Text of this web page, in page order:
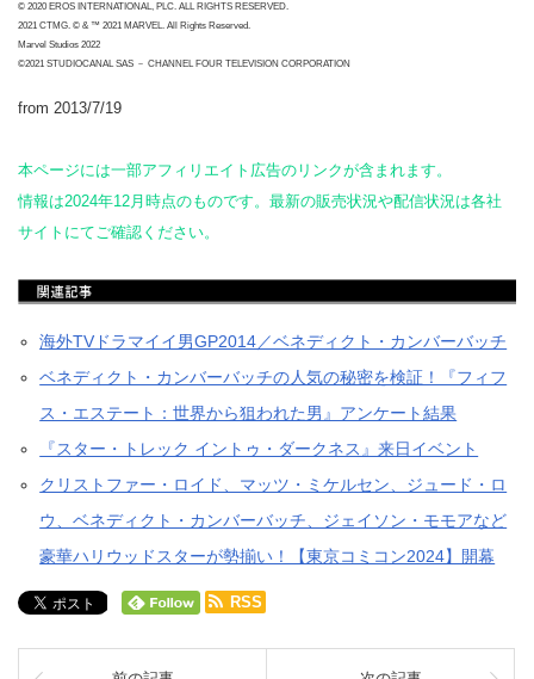
© 2020 EROS INTERNATIONAL, PLC. ALL RIGHTS RESERVED.
2021 CTMG. © & ™ 2021 MARVEL. All Rights Reserved.
Marvel Studios 2022
©2021 STUDIOCANAL SAS － CHANNEL FOUR TELEVISION CORPORATION
from 2013/7/19
本ページには一部アフィリエイト広告のリンクが含まれます。
情報は2024年12月時点のものです。最新の販売状況や配信状況は各社
サイトにてご確認ください。
海外TVドラマイイ男GP2014／ベネディクト・カンバーバッチ
ベネディクト・カンバーバッチの人気の秘密を検証！『フィフ
ス・エステート：世界から狙われた男』アンケート結果
『スター・トレック イントゥ・ダークネス』来日イベント
クリストファー・ロイド、マッツ・ミケルセン、ジュード・ロ
ウ、ベネディクト・カンバーバッチ、ジェイソン・モモアなど
豪華ハリウッドスターが勢揃い！【東京コミコン2024】開幕
RSS